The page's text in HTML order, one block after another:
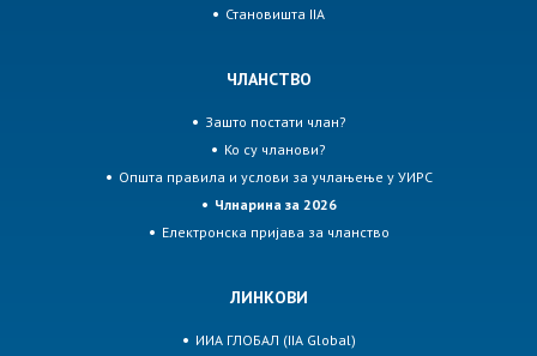
Становишта IIA
ЧЛАНСТВО
Зашто постати члан?
Ко су чланови?
Општа правила и услови за учлањење у УИРС
Члнарина за 2026
Електронска пријава за чланство
ЛИНКОВИ
ИИА ГЛОБАЛ (IIA Global)